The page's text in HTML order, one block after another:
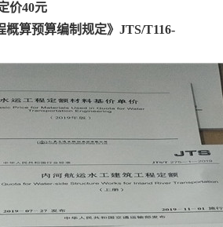
价40元
概算预算编制规定》JTS/T116-